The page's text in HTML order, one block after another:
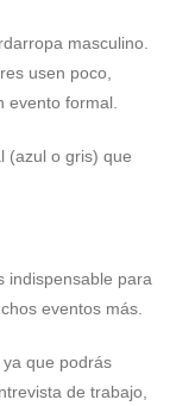
masculino.
usen poco,
evento formal.
(azul o gris) que
indispensable para
eventos más.
que podrás
de trabajo,